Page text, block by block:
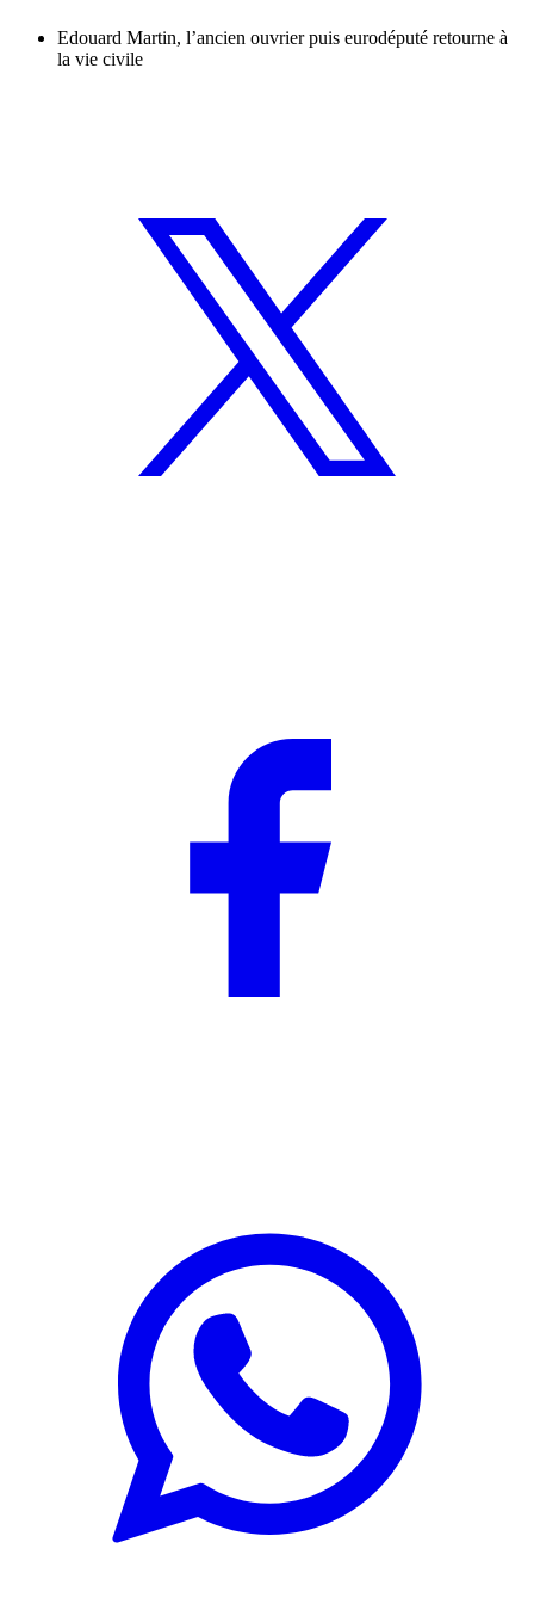
Edouard Martin, l’ancien ouvrier puis eurodéputé retourne à
la vie civile